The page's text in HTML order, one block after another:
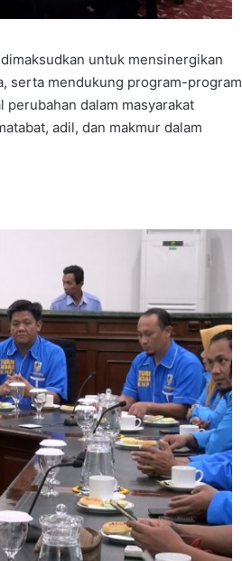
untuk mensinergikan
serta mendukung program-program
perubahan dalam masyarakat
adil, dan makmur dalam